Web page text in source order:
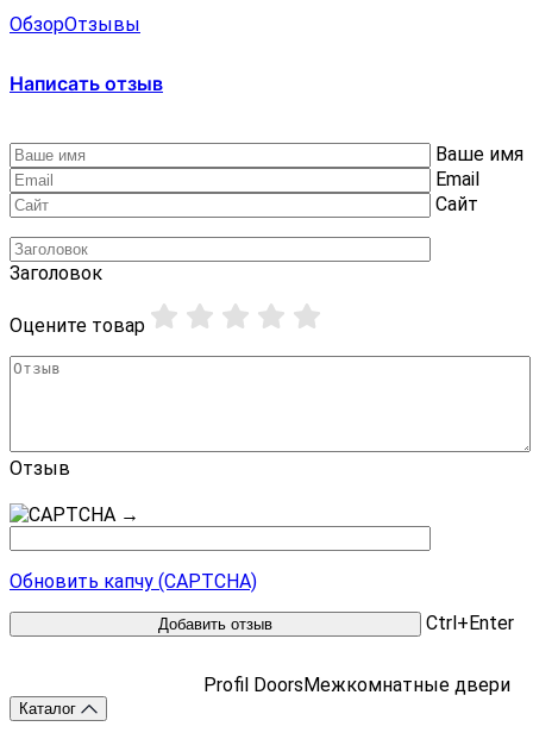
ОбзорОтзывы
Написать отзыв
Ваше имя
Email
Сайт
Заголовок
Оцените товар
Отзыв
→
Обновить капчу (CAPTCHA)
Ctrl+Enter
Profil Doors Межкомнатные двери
Каталог